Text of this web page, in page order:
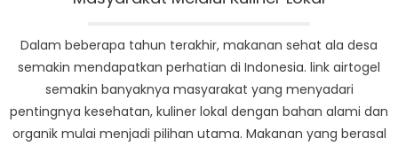
di
Dalam beberapa tahun terakhir, makanan sehat ala desa
semakin mendapatkan perhatian di Indonesia. link airtogel
semakin banyaknya masyarakat yang menyadari
pentingnya kesehatan, kuliner lokal dengan bahan alami dan
organik mulai menjadi pilihan utama. Makanan yang berasal